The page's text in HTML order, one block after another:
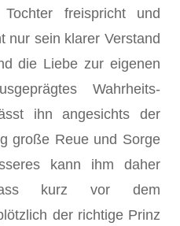
freispricht und
nur sein klarer Verstand
die Liebe zur eigenen
Wahrheits-
ihn angesichts der
große Reue und Sorge
kann ihm daher
kurz vor dem
der richtige Prinz